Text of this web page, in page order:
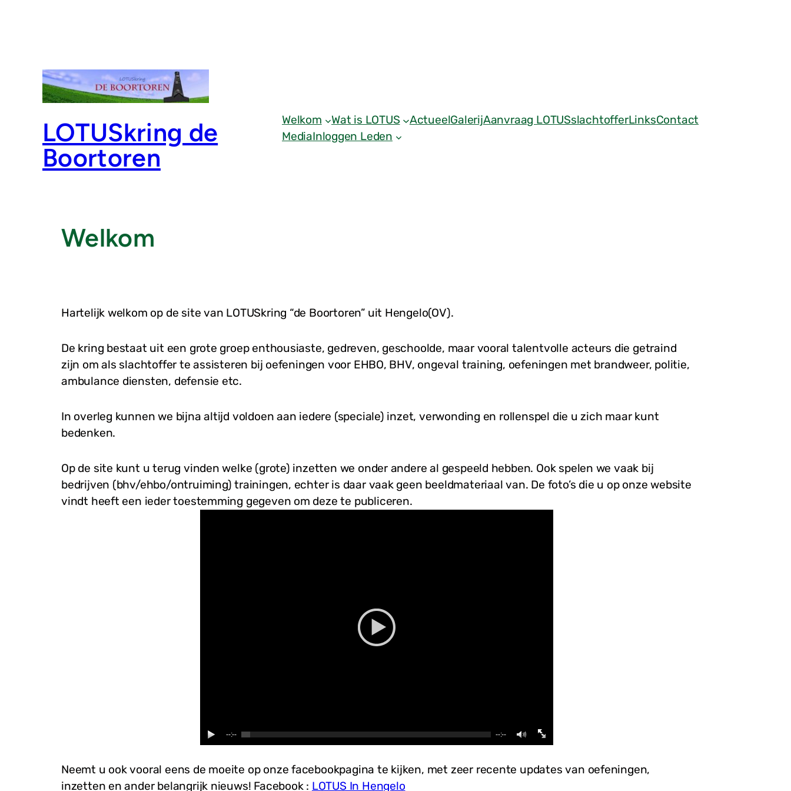
LOTUSkring de
Boortoren
Welkom Wat is LOTUS ActueelGalerijAanvraag LOTUSslachtofferLinksContact
MediaInloggen Leden
Welkom
Hartelijk welkom op de site van LOTUSkring “de Boortoren” uit Hengelo(OV).
De kring bestaat uit een grote groep enthousiaste, gedreven, geschoolde, maar vooral talentvolle acteurs die getraind
zijn om als slachtoffer te assisteren bij oefeningen voor EHBO, BHV, ongeval training, oefeningen met brandweer, politie,
ambulance diensten, defensie etc.
In overleg kunnen we bijna altijd voldoen aan iedere (speciale) inzet, verwonding en rollenspel die u zich maar kunt
bedenken.
Op de site kunt u terug vinden welke (grote) inzetten we onder andere al gespeeld hebben. Ook spelen we vaak bij
bedrijven (bhv/ehbo/ontruiming) trainingen, echter is daar vaak geen beeldmateriaal van. De foto’s die u op onze website
vindt heeft een ieder toestemming gegeven om deze te publiceren.
--:-- --:--
Neemt u ook vooral eens de moeite op onze facebookpagina te kijken, met zeer recente updates van oefeningen,
inzetten en ander belangrijk nieuws! Facebook : LOTUS In Hengelo